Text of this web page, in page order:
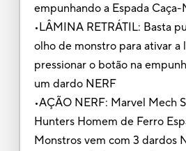
empunhando a Espada
•LÂMINA RETRÁTIL: Basta
olho de monstro para ativar a
pressionar o botão na
um dardo NERF
•AÇÃO NERF: Marvel Mech
Hunters Homem de Ferro
Monstros vem com 3 dardos